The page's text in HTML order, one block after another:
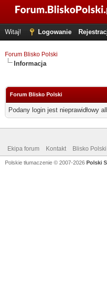
Witaj! Logowanie
Forum Blisko Polski
Informacja
Forum Blisko Polski
Podany login jest nieprawidłowy
Ekipa forum Kontakt Blisko Polski
Polskie tłumaczenie © 2007-2026 Polski